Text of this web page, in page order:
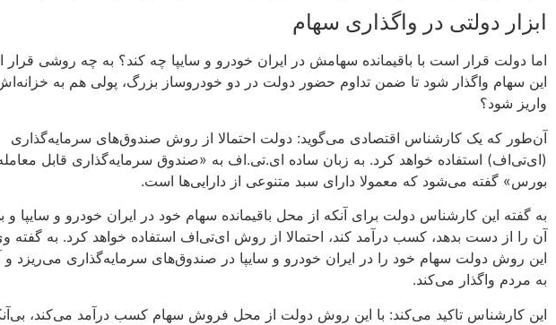
ابزار دولتی در واگذاری سهام
اما دولت قرار است با باقیمانده سهامش در ایران خودرو و سایپا چه کند؟ به چه روشی
این سهام واگذار شود تا ضمن تداوم حضور دولت در دو خودروساز بزرگ، پولی هم به
واریز شود؟
آن‌طور که یک کارشناس اقتصادی می‌گوید: دولت احتمالا از روش صندوق‌های سرمایه‌گذاری
(ای‌تی‌اف) استفاده خواهد کرد. به زبان ساده ‌ای‌.تی‌.اف به «صندوق سرمایه‌گذاری قابل
بورس» گفته می‌شود که معمولا دارای سبد متنوعی از دارایی‌ها است.
به گفته این کارشناس دولت برای آنکه از محل باقیمانده سهام خود در ایران خودرو و سایپا و
آن را از دست بدهد، کسب درآمد کند، احتمالا از روش‌ ای‌تی‌اف استفاده خواهد کرد. به گفته
این روش دولت سهام خود را در ایران خودرو و سایپا در صندوق‌های سرمایه‌گذاری می‌ریزد و
به مردم واگذار می‌کند.
این کارشناس تاکید می‌کند: با این روش دولت از محل فروش سهام کسب درآمد می‌کند،